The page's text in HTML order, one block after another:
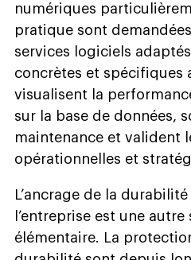
numériques
pratique sont
services logiciels
concrètes et spécifiques
visualisent la
sur la base de données,
maintenance et valident
opérationnelles et
L’ancrage de la durabilité
l’entreprise est une
élémentaire. La